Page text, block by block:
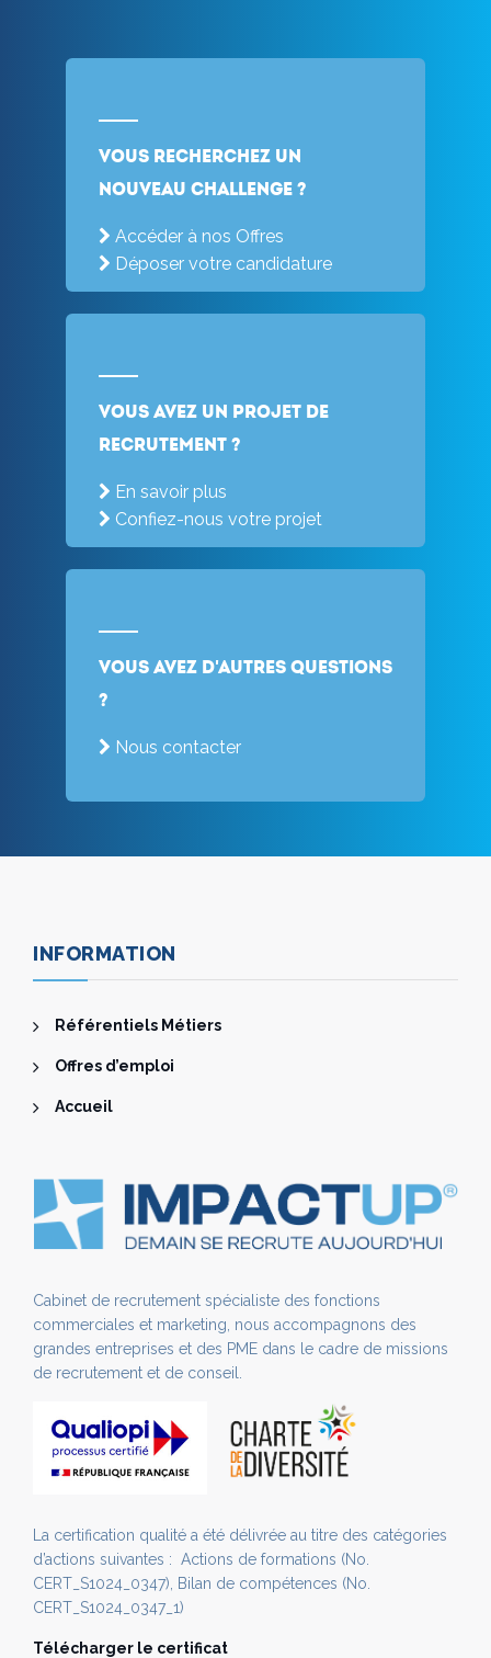
Vous recherchez un
nouveau challenge ?
Accéder à nos Offres
Déposer votre candidature
Vous avez un projet de
recrutement ?
En savoir plus
Confiez-nous votre projet
Vous avez d'autres questions
?
Nous contacter
INFORMATION
Référentiels Métiers
Offres d’emploi
Accueil
Cabinet de recrutement spécialiste des fonctions
commerciales et marketing, nous accompagnons des
grandes entreprises et des PME dans le cadre de missions
de recrutement et de conseil.
La certification qualité a été délivrée au titre des catégories
d’actions suivantes : Actions de formations (No.
CERT_S1024_0347), Bilan de compétences (No.
CERT_S1024_0347_1)
Télécharger le certificat